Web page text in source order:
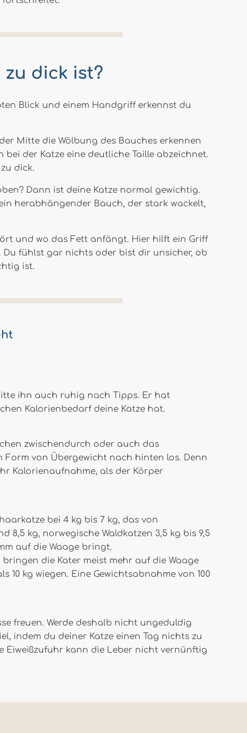
zu dick ist?
Blick und einem Handgriff erkennst du
Mitte die Wölbung des Bauches erkennen
der Katze eine deutliche Taille abzeichnet.
dick.
Dann ist deine Katze normal gewichtig.
herabhängender Bauch, der stark wackelt,
und wo das Fett anfängt. Hier hilft ein Griff
Du fühlst gar nichts oder bist dir unsicher, ob
ist.
ihn auch ruhig nach Tipps. Er hat
Kalorienbedarf deine Katze hat.
zwischendurch oder auch das
Form von Übergewicht nach hinten los. Denn
Kalorienaufnahme, als der Körper
bei 4 kg bis 7 kg, das von
8,5 kg, norwegische Waldkatzen 3,5 kg bis 9,5
auf die Waage bringt.
die Kater meist mehr auf die Waage
kg wiegen. Eine Gewichtsabnahme von 100
freuen. Werde deshalb nicht ungeduldig
indem du deiner Katze einen Tag nichts zu
Eiweißzufuhr kann die Leber nicht vernünftig